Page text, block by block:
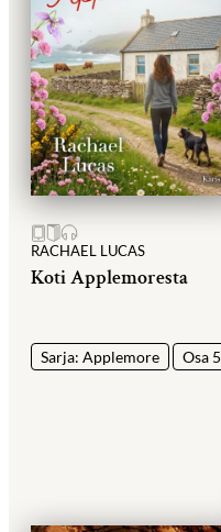
RACHAEL LUCAS
Koti Applemoresta
Sarja: Applemore Osa 5